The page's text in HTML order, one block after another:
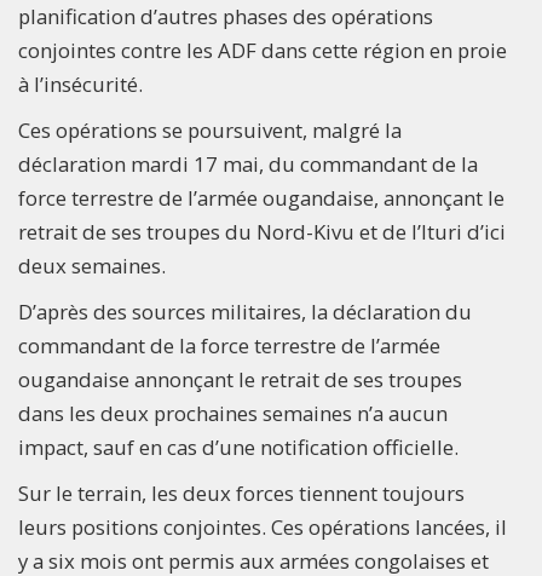
planification d’autres phases des opérations
conjointes contre les ADF dans cette région en proie
à l’insécurité.
Ces opérations se poursuivent, malgré la
déclaration mardi 17 mai, du commandant de la
force terrestre de l’armée ougandaise, annonçant le
retrait de ses troupes du Nord-Kivu et de l’Ituri d’ici
deux semaines.
D’après des sources militaires, la déclaration du
commandant de la force terrestre de l’armée
ougandaise annonçant le retrait de ses troupes
dans les deux prochaines semaines n’a aucun
impact, sauf en cas d’une notification officielle.
Sur le terrain, les deux forces tiennent toujours
leurs positions conjointes. Ces opérations lancées, il
y a six mois ont permis aux armées congolaises et